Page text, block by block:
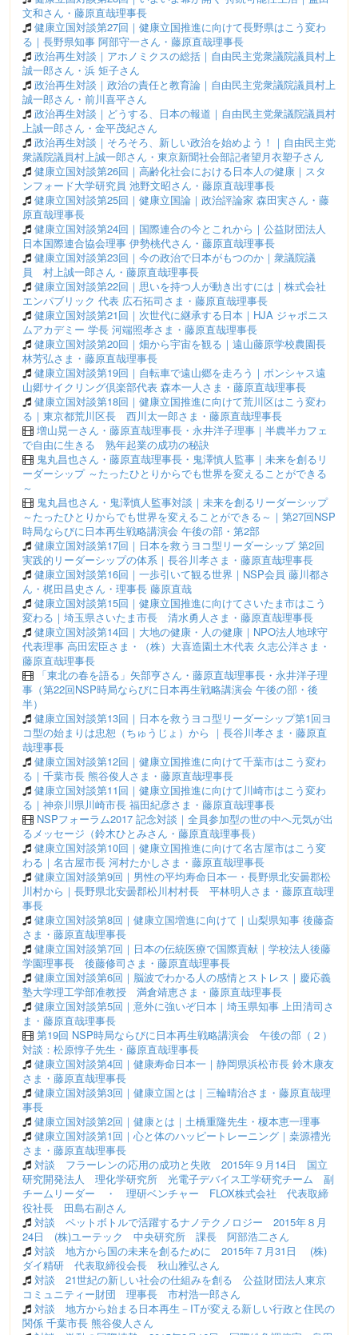
文和さん・藤原直哉理事長
健康立国対談第27回｜健康立国推進に向けて長野県はこう変わ
る｜長野県知事 阿部守一さん・藤原直哉理事長
政治再生対談｜アホノミクスの総括｜自由民主党衆議院議員村上
誠一郎さん・浜 矩子さん
政治再生対談｜政治の責任と教育論｜自由民主党衆議院議員村上
誠一郎さん・前川喜平さん
政治再生対談｜どうする、日本の報道｜自由民主党衆議院議員村
上誠一郎さん・金平茂紀さん
政治再生対談｜そろそろ、新しい政治を始めよう！｜自由民主党
衆議院議員村上誠一郎さん・東京新聞社会部記者望月衣塑子さん
健康立国対談第26回｜高齢化社会における日本人の健康｜スタ
ンフォード大学研究員 池野文昭さん・藤原直哉理事長
健康立国対談第25回｜健康立国論｜政治評論家 森田実さん・藤
原直哉理事長
健康立国対談第24回｜国際連合の今とこれから｜公益財団法人
日本国際連合協会理事 伊勢桃代さん・藤原直哉理事長
健康立国対談第23回｜今の政治で日本がもつのか｜衆議院議
員 村上誠一郎さん・藤原直哉理事長
健康立国対談第22回｜思いを持つ人が動き出すには｜株式会社
エンパブリック 代表 広石拓司さま・藤原直哉理事長
健康立国対談第21回｜次世代に継承する日本｜HJA ジャポニス
ムアカデミー 学長 河端照孝さま・藤原直哉理事長
健康立国対談第20回｜畑から宇宙を観る｜遠山藤原学校農園長
林芳弘さま・藤原直哉理事長
健康立国対談第19回｜自転車で遠山郷を走ろう｜ボンシャス遠
山郷サイクリング倶楽部代表 森本一人さま・藤原直哉理事長
健康立国対談第18回｜健康立国推進に向けて荒川区はこう変わ
る｜東京都荒川区長 西川太一郎さま・藤原直哉理事長
増山晃一さん・藤原直哉理事長・永井洋子理事｜半農半カフェ
で自由に生きる 熟年起業の成功の秘訣
鬼丸昌也さん・藤原直哉理事長・鬼澤慎人監事｜未来を創るリ
ーダーシップ ～たったひとりからでも世界を変えることができる
～
鬼丸昌也さん・鬼澤慎人監事対談｜未来を創るリーダーシップ
～たったひとりからでも世界を変えることができる～｜第27回NSP
時局ならびに日本再生戦略講演会 午後の部・第2部
健康立国対談第17回｜日本を救うヨコ型リーダーシップ 第2回
実践的リーダーシップの体系｜長谷川孝さま・藤原直哉理事長
健康立国対談第16回｜一歩引いて観る世界｜NSP会員 藤川都さ
ん・梶田昌史さん・理事長 藤原直哉
健康立国対談第15回｜健康立国推進に向けてさいたま市はこう
変わる｜埼玉県さいたま市長 清水勇人さま・藤原直哉理事長
健康立国対談第14回｜大地の健康・人の健康｜NPO法人地球守
代表理事 高田宏臣さま・（株）大喜造園土木代表 久志公洋さま・
藤原直哉理事長
「東北の春を語る」矢部亨さん・藤原直哉理事長・永井洋子理
事（第22回NSP時局ならびに日本再生戦略講演会 午後の部・後
半）
健康立国対談第13回｜日本を救うヨコ型リーダーシップ第1回ヨ
コ型の始まりは忠恕（ちゅうじょ）から ｜長谷川孝さま・藤原直
哉理事長
健康立国対談第12回｜健康立国推進に向けて千葉市はこう変わ
る｜千葉市長 熊谷俊人さま・藤原直哉理事長
健康立国対談第11回｜健康立国推進に向けて川崎市はこう変わ
る｜神奈川県川崎市長 福田紀彦さま・藤原直哉理事長
NSPフォーラム2017 記念対談｜全員参加型の世の中へ元気が出
るメッセージ（鈴木ひとみさん・藤原直哉理事長）
健康立国対談第10回｜健康立国推進に向けて名古屋市はこう変
わる｜名古屋市長 河村たかしさま・藤原直哉理事長
健康立国対談第9回｜男性の平均寿命日本一・長野県北安曇郡松
川村から｜長野県北安曇郡松川村村長 平林明人さま・藤原直哉理
事長
健康立国対談第8回｜健康立国増進に向けて｜山梨県知事 後藤斎
さま・藤原直哉理事長
健康立国対談第7回｜日本の伝統医療で国際貢献｜学校法人後藤
学園理事長 後藤修司さま・藤原直哉理事長
健康立国対談第6回｜脳波でわかる人の感情とストレス｜慶応義
塾大学理工学部准教授 満倉靖恵さま・藤原直哉理事長
健康立国対談第5回｜意外に強いぞ日本｜埼玉県知事 上田清司さ
ま・藤原直哉理事長
第19回 NSP時局ならびに日本再生戦略講演会 午後の部（２）
対談：松原惇子先生・藤原直哉理事長
健康立国対談第4回｜健康寿命日本一｜静岡県浜松市長 鈴木康友
さま・藤原直哉理事長
健康立国対談第3回｜健康立国とは｜三輪晴治さま・藤原直哉理
事長
健康立国対談第2回｜健康とは｜土橋重隆先生・榎本恵一理事
健康立国対談第1回｜心と体のハッピートレーニング｜桒源禮光
さま・藤原直哉理事長
対談 フラーレンの応用の成功と失敗 2015年９月14日 国立
研究開発法人 理化学研究所 光電子デバイス工学研究チーム 副
チームリーダー ・ 理研ベンチャー FLOX株式会社 代表取締
役社長 田島右副さん
対談 ペットボトルで活躍するナノテクノロジー 2015年８月
24日 (株)ユーテック 中央研究所 課長 阿部浩二さん
対談 地方から国の未来を創るために 2015年７月31日 (株)
ダイ精研 代表取締役会長 秋山雅弘さん
対談 21世紀の新しい社会の仕組みを創る 公益財団法人東京
コミュニティー財団 理事長 市村浩一郎さん
対談 地方から始まる日本再生－ITが変える新しい行政と住民の
関係 千葉市長 熊谷俊人さん